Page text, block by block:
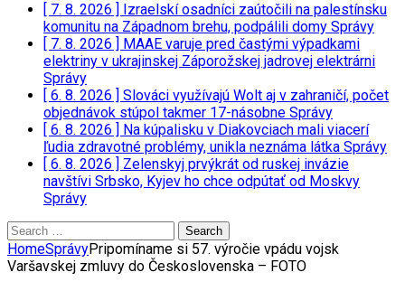
[ 7. 8. 2026 ] Izraelskí osadníci zaútočili na palestínsku
komunitu na Západnom brehu, podpálili domy Správy
[ 7. 8. 2026 ] MAAE varuje pred častými výpadkami
elektriny v ukrajinskej Záporožskej jadrovej elektrárni
Správy
[ 6. 8. 2026 ] Slováci využívajú Wolt aj v zahraničí, počet
objednávok stúpol takmer 17-násobne Správy
[ 6. 8. 2026 ] Na kúpalisku v Diakovciach mali viacerí
ľudia zdravotné problémy, unikla neznáma látka Správy
[ 6. 8. 2026 ] Zelenskyj prvýkrát od ruskej invázie
navštívi Srbsko, Kyjev ho chce odpútať od Moskvy
Správy
Search
for:
HomeSprávyPripomíname si 57. výročie vpádu vojsk
Varšavskej zmluvy do Československa – FOTO